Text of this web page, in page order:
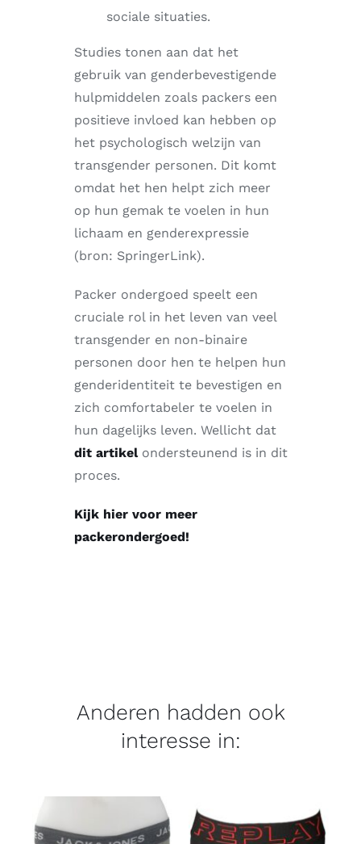
sociale situaties.
Studies tonen aan dat het
gebruik van genderbevestigende
hulpmiddelen zoals packers een
positieve invloed kan hebben op
het psychologisch welzijn van
transgender personen. Dit komt
omdat het hen helpt zich meer
op hun gemak te voelen in hun
lichaam en genderexpressie
(bron: SpringerLink).
Packer ondergoed speelt een
cruciale rol in het leven van veel
transgender en non-binaire
personen door hen te helpen hun
genderidentiteit te bevestigen en
zich comfortabeler te voelen in
hun dagelijks leven. Wellicht dat
dit artikelondersteunend is in dit
proces.
Kijk hier voor meer
packerondergoed!
Anderen hadden ook
interesse in: